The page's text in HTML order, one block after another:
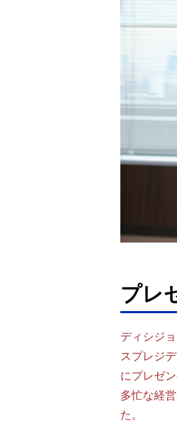
プレ
ディシジ
スプレジ
にプレゼ
多忙な経
た。